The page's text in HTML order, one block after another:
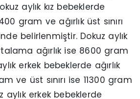
aylık kız bebeklerde
gram ve ağırlık üst sınırı
belirlenmiştir. Dokuz aylık
ağırlık ise 8600 gram
erkek bebeklerde ağırlık
ve üst sınırı ise 11300 gram
aylık erkek bebeklerde